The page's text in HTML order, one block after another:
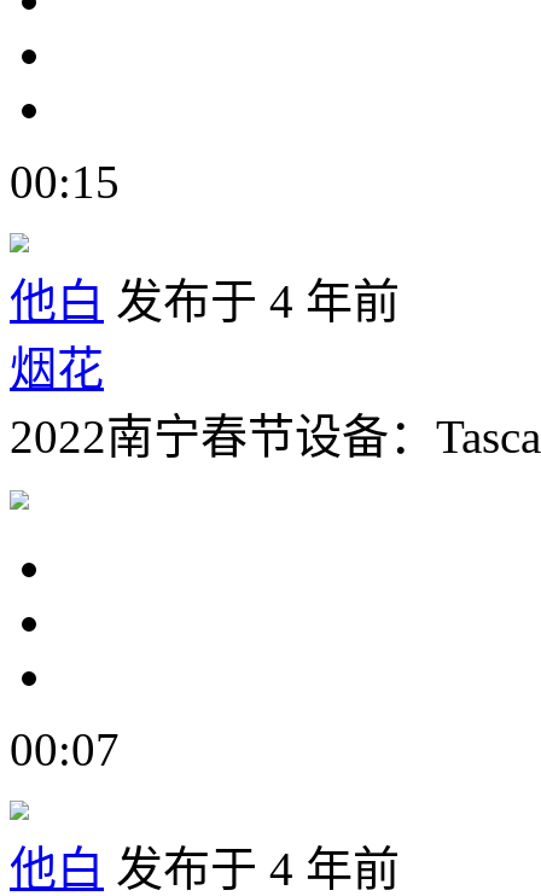
00:15
他白 发布于 4 年前
烟花
2022南宁春节设备：
00:07
他白 发布于 4 年前